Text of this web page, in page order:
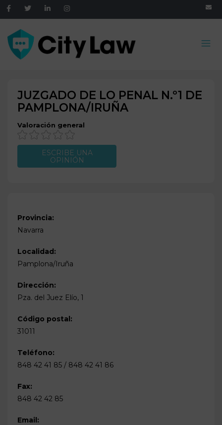
JUZGADO DE LO PENAL N.º1 DE
PAMPLONA/IRUÑA
Valoración general
ESCRIBE UNA
OPINIÓN
Provincia:
Navarra
Localidad:
Pamplona/Iruña
Dirección:
Pza. del Juez Elío, 1
Código postal:
31011
Teléfono:
848 42 41 85 / 848 42 41 86
Fax:
848 42 42 85
Email: